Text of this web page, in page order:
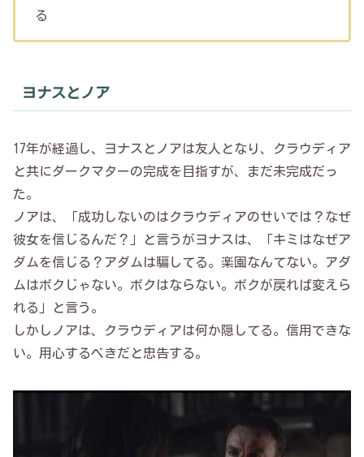
る
ヨナスとノア
17年が経過し、ヨナスとノアは友人となり、クラウディア
と共にダークマターの完成を目指すが、まだ未完成だっ
た。
ノアは、「成功しないのはクラウディアのせいでは？なぜ
彼女を信じるんだ？」と言うがヨナスは、「キミはなぜア
ダムを信じる？アダムは騙してる。楽園なんてない。アダ
ムはボクじゃない。ボクはならない。ボクが戻れば変えら
れる」と言う。
しかしノアは、クラウディアは何か隠してる。信用できな
い。用心するべきだと忠告する。